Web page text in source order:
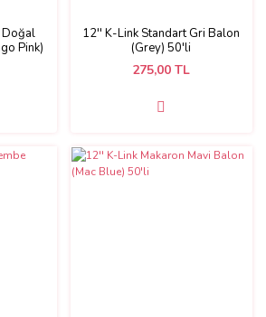
Doğal
Pink)
12'' K-Link Standart Gri Balon
(Grey) 50'li
275,00 TL